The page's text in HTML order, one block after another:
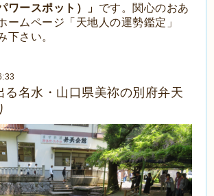
ワースポット）」 です。関心のおあ
ームページ「天地人の運勢鑑定」
下さい。
る名水・山口県美祢の別府弁天